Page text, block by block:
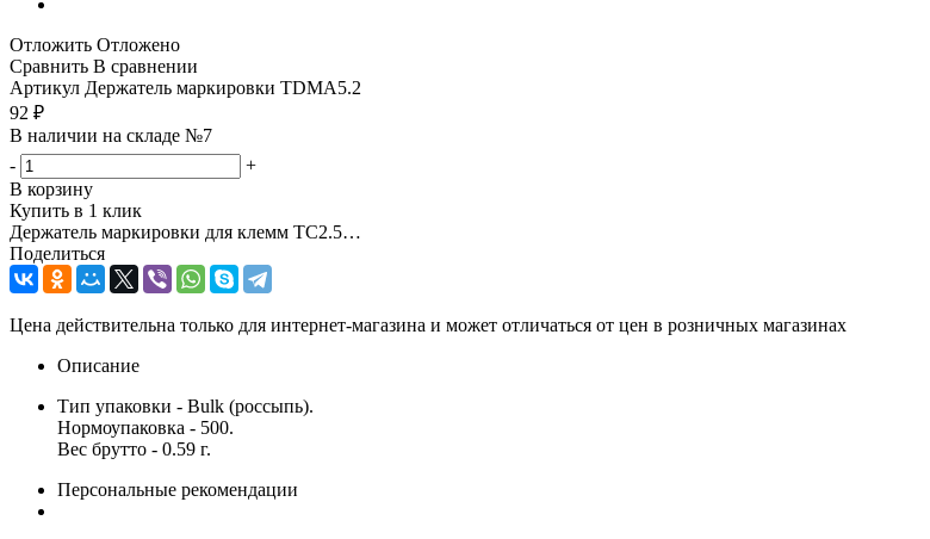
Отложить Отложено
Сравнить В сравнении
Артикул Держатель маркировки TDMA5.2
92 ₽
В наличии на складе №7
-
+
В корзину
Купить в 1 клик
Держатель маркировки для клемм TC2.5…
Поделиться
Цена действительна только для интернет-магазина и может отличаться от цен в розничных магазинах
Описание
Тип упаковки - Bulk (россыпь).
Нормоупаковка - 500.
Вес брутто - 0.59 г.
Персональные рекомендации